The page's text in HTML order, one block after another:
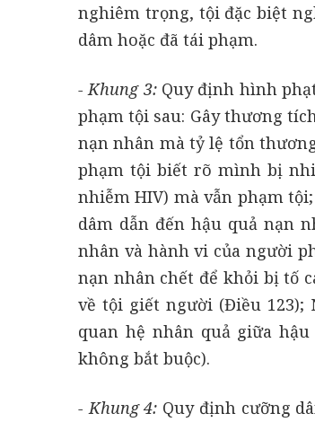
nghiêm trọng, tội đặc biệt
dâm hoặc đã tái phạm.
- Khung 3:Quy định hình
phạm tội sau: Gây thương
nạn nhân mà tỷ lệ tổn
phạm tội biết rõ mình bị
nhiễm HIV) mà vẫn phạm
dâm dẫn đến hậu quả nạn
nhân và hành vi của người
nạn nhân chết để khỏi bị tố
về tội giết người (Điều
quan hệ nhân quả giữa
không bắt buộc).
- Khung 4: Quy định cưỡng